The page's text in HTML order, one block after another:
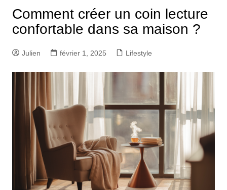
Comment créer un coin lecture
confortable dans sa maison ?
Julien février 1, 2025 Lifestyle